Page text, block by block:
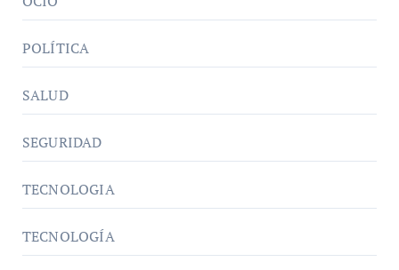
POLÍTICA
SALUD
SEGURIDAD
TECNOLOGIA
TECNOLOGÍA